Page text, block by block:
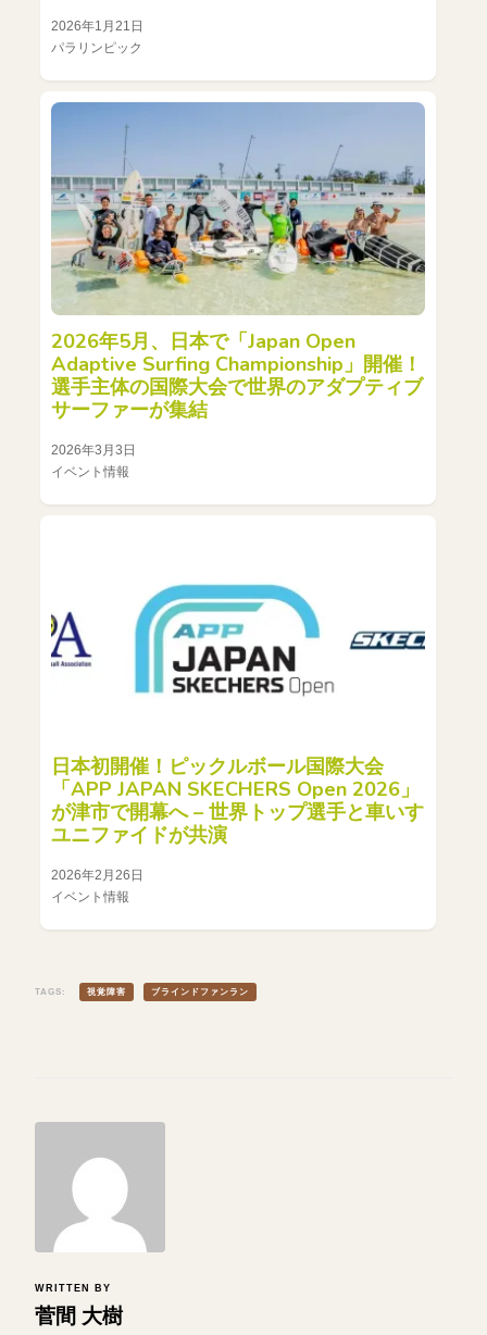
2026年1月21日
パラリンピック
2026年5月、日本で「Japan Open
Adaptive Surfing Championship」開催！
選手主体の国際大会で世界のアダプティブ
サーファーが集結
2026年3月3日
イベント情報
日本初開催！ピックルボール国際大会
「APP JAPAN SKECHERS Open 2026」
が津市で開幕へ – 世界トップ選手と車いす
ユニファイドが共演
2026年2月26日
イベント情報
TAGS: 視覚障害 ブラインドファンラン
WRITTEN BY
菅間 大樹